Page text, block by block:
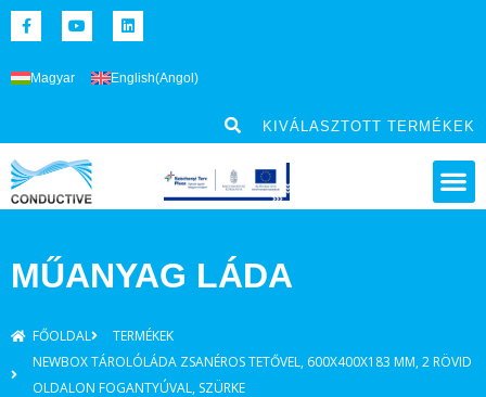
Magyar English(Angol )
KIVÁLASZTOTT TERMÉKEK
MŰANYAG LÁDA
FŐOLDAL
TERMÉKEK
NEWBOX TÁROLÓLÁDA ZSANÉROS TETŐVEL, 600X400X183 MM, 2 RÖVID
OLDALON FOGANTYÚVAL, SZÜRKE